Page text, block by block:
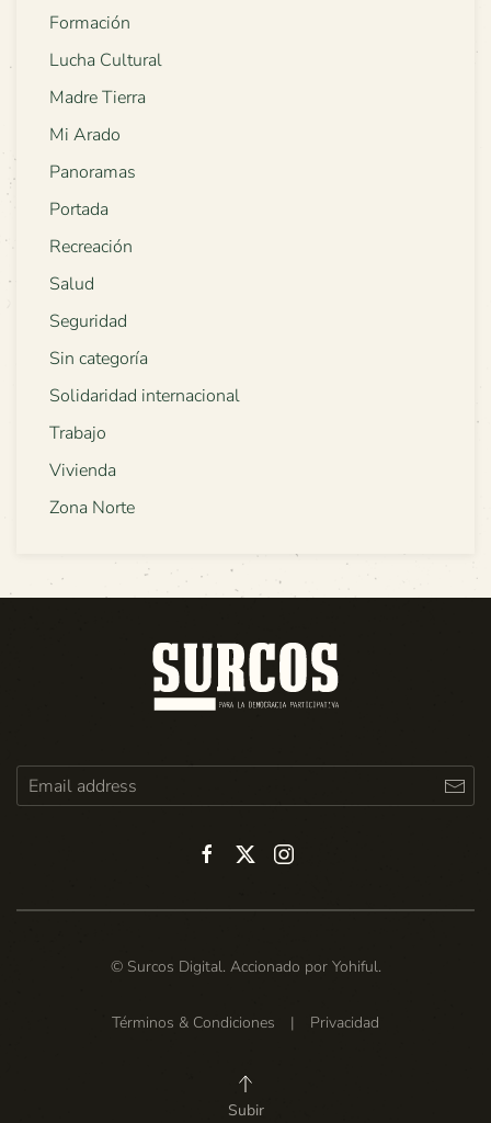
Formación
Lucha Cultural
Madre Tierra
Mi Arado
Panoramas
Portada
Recreación
Salud
Seguridad
Sin categoría
Solidaridad internacional
Trabajo
Vivienda
Zona Norte
© Surcos Digital. Accionado por Yohiful.
Términos & Condiciones | Privacidad
Subir